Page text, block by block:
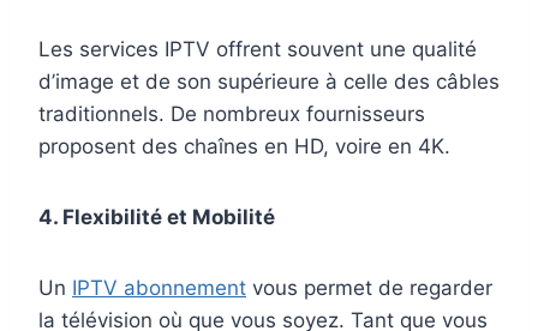
Les services IPTV offrent souvent une qualité
d’image et de son supérieure à celle des câbles
traditionnels. De nombreux fournisseurs
proposent des chaînes en HD, voire en 4K.
4. Flexibilité et Mobilité
Un IPTV abonnement vous permet de regarder
la télévision où que vous soyez. Tant que vous